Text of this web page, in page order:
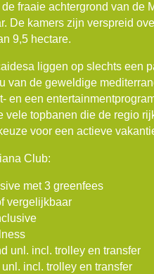
de fraaie achtergrond van de
De kamers zijn verspreid
9,5 hectare.
liggen op slechts een
van de geweldige
en een
vele topbanen die de regio
voor een actieve
Club:
met 3 greenfees
vergelijkbaar
unl. incl. trolley en transfer
incl. trolley en transfer